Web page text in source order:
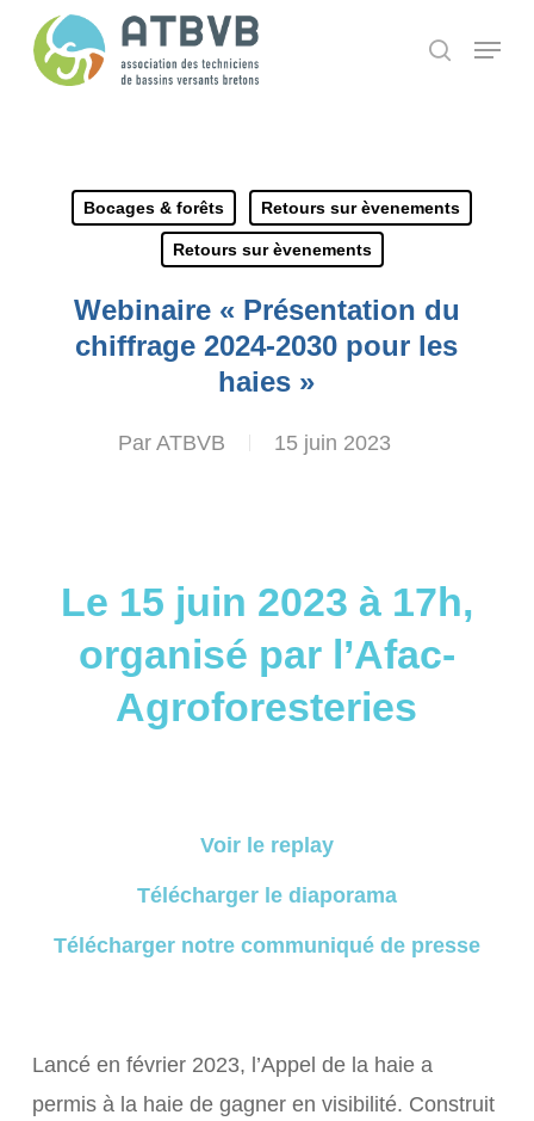
search
Menu
Bocages & forêts Retours sur èvenements
Retours sur èvenements
Webinaire « Présentation du
chiffrage 2024-2030 pour les
haies »
Par ATBVB 15 juin 2023
Le 15 juin 2023 à 17h,
organisé par l’Afac-
Agroforesteries
Voir le replay
Télécharger le diaporama
Télécharger notre communiqué de presse
Lancé en février 2023, l’Appel de la haie a
permis à la haie de gagner en visibilité. Construit
Panneau de gestion des cookies